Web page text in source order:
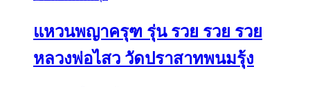
แหวนพญาครุฑ รุ่น รวย รวย รวย
หลวงพ่อไสว วัดปราสาทพนมรุ้ง